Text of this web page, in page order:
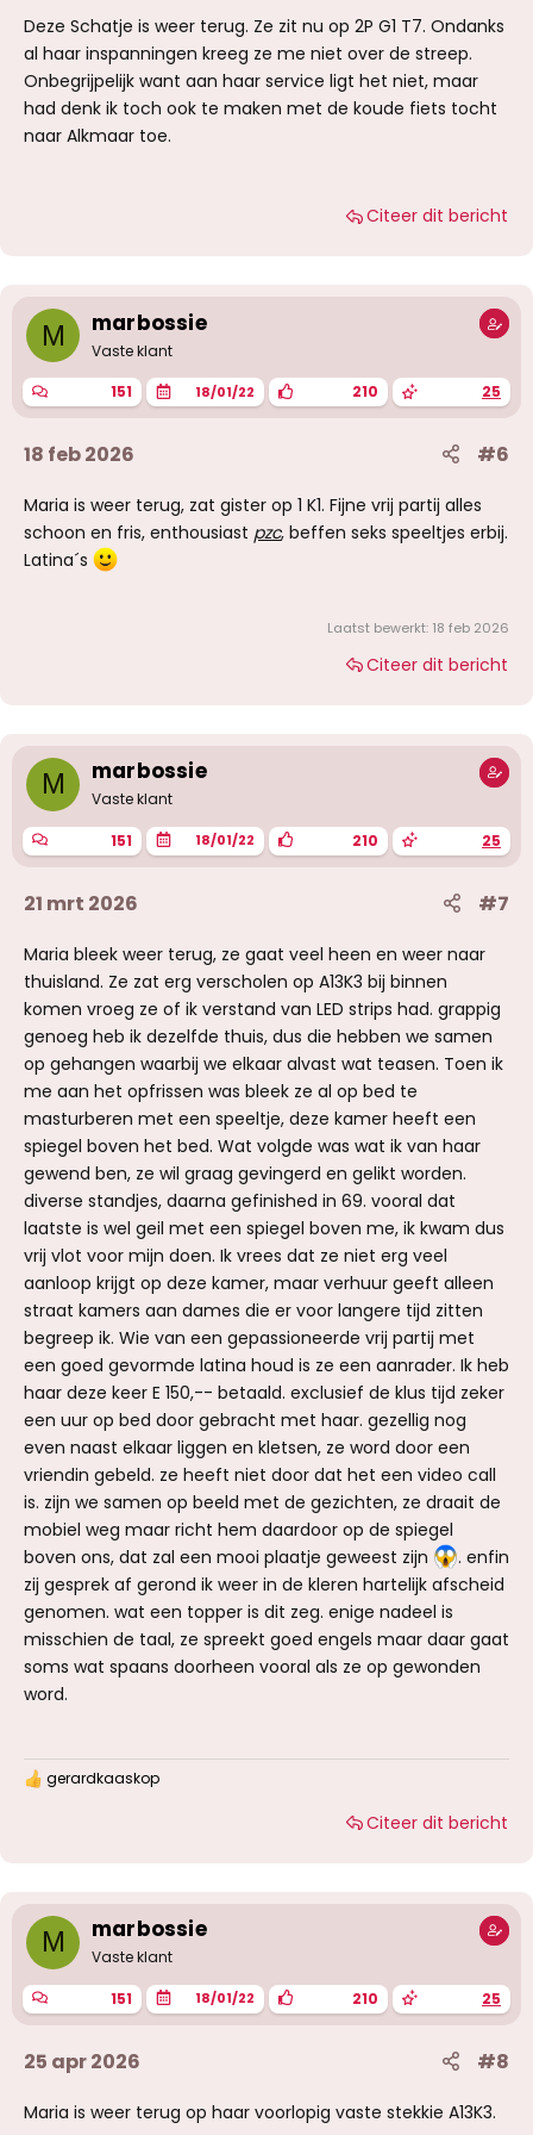
Deze Schatje is weer terug. Ze zit nu op 2P G1 T7. Ondanks
al haar inspanningen kreeg ze me niet over de streep.
Onbegrijpelijk want aan haar service ligt het niet, maar
had denk ik toch ook te maken met de koude fiets tocht
naar Alkmaar toe.
Citeer dit bericht
M marbossie
Vaste klant
151 18/01/22 210 25
18 feb 2026 #6
Maria is weer terug, zat gister op 1 K1. Fijne vrij partij alles
schoon en fris, enthousiast pzc, beffen seks speeltjes erbij.
Latina´s
Laatst bewerkt: 18 feb 2026
Citeer dit bericht
M marbossie
Vaste klant
151 18/01/22 210 25
21 mrt 2026 #7
Maria bleek weer terug, ze gaat veel heen en weer naar
thuisland. Ze zat erg verscholen op A13K3 bij binnen
komen vroeg ze of ik verstand van LED strips had. grappig
genoeg heb ik dezelfde thuis, dus die hebben we samen
op gehangen waarbij we elkaar alvast wat teasen. Toen ik
me aan het opfrissen was bleek ze al op bed te
masturberen met een speeltje, deze kamer heeft een
spiegel boven het bed. Wat volgde was wat ik van haar
gewend ben, ze wil graag gevingerd en gelikt worden.
diverse standjes, daarna gefinished in 69. vooral dat
laatste is wel geil met een spiegel boven me, ik kwam dus
vrij vlot voor mijn doen. Ik vrees dat ze niet erg veel
aanloop krijgt op deze kamer, maar verhuur geeft alleen
straat kamers aan dames die er voor langere tijd zitten
begreep ik. Wie van een gepassioneerde vrij partij met
een goed gevormde latina houd is ze een aanrader. Ik heb
haar deze keer E 150,-- betaald. exclusief de klus tijd zeker
een uur op bed door gebracht met haar. gezellig nog
even naast elkaar liggen en kletsen, ze word door een
vriendin gebeld. ze heeft niet door dat het een video call
is. zijn we samen op beeld met de gezichten, ze draait de
mobiel weg maar richt hem daardoor op de spiegel
boven ons, dat zal een mooi plaatje geweest zijn
. enfin
zij gesprek af gerond ik weer in de kleren hartelijk afscheid
genomen. wat een topper is dit zeg. enige nadeel is
misschien de taal, ze spreekt goed engels maar daar gaat
soms wat spaans doorheen vooral als ze op gewonden
word.
W
n
g
n
:
gerardkaaskop
Citeer dit bericht
M marbossie
Vaste klant
151 18/01/22 210 25
25 apr 2026 #8
Maria is weer terug op haar voorlopig vaste stekkie A13K3.